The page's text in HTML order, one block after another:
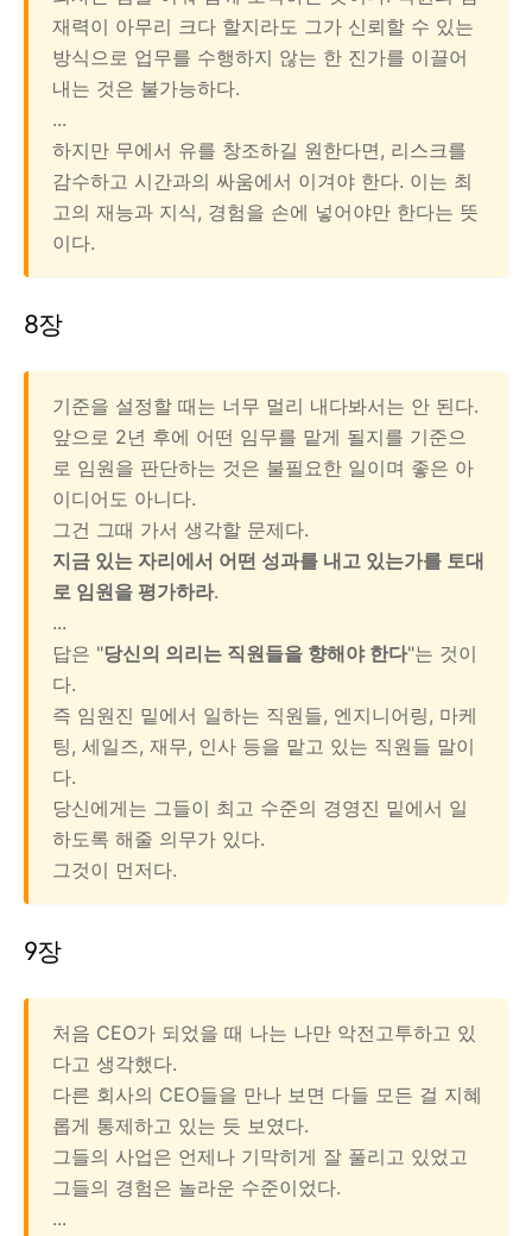
재력이 아무리 크다 할지라도 그가 신뢰할 수 있는
방식으로 업무를 수행하지 않는 한 진가를 이끌어
내는 것은 불가능하다.
...
하지만 무에서 유를 창조하길 원한다면, 리스크를
감수하고 시간과의 싸움에서 이겨야 한다. 이는 최
고의 재능과 지식, 경험을 손에 넣어야만 한다는 뜻
이다.
8장
기준을 설정할 때는 너무 멀리 내다봐서는 안 된다.
앞으로 2년 후에 어떤 임무를 맡게 될지를 기준으
로 임원을 판단하는 것은 불필요한 일이며 좋은 아
이디어도 아니다.
그건 그때 가서 생각할 문제다.
지금 있는 자리에서 어떤 성과를 내고 있는가를 토대
로 임원을 평가하라.
...
답은 "당신의 의리는 직원들을 향해야 한다"는 것이
다.
즉 임원진 밑에서 일하는 직원들, 엔지니어링, 마케
팅, 세일즈, 재무, 인사 등을 맡고 있는 직원들 말이
다.
당신에게는 그들이 최고 수준의 경영진 밑에서 일
하도록 해줄 의무가 있다.
그것이 먼저다.
9장
처음 CEO가 되었을 때 나는 나만 악전고투하고 있
다고 생각했다.
다른 회사의 CEO들을 만나 보면 다들 모든 걸 지혜
롭게 통제하고 있는 듯 보였다.
그들의 사업은 언제나 기막히게 잘 풀리고 있었고
그들의 경험은 놀라운 수준이었다.
...